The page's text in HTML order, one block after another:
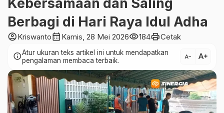
Berbagi di Hari Raya Idul Adha
account_circleKriswantocalendar_month Kamis, 28 Mei 2026visibility184printCetak
infoAtur ukuran teks artikel ini untuk mendapatkan
pengalaman membaca terbaik.
text_decrease text_increase